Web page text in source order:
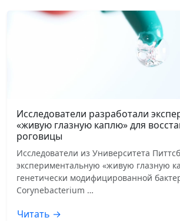
Исследователи разработали
«живую глазную каплю» для
роговицы
Исследователи из Университета
экспериментальную «живую глазную
генетически модифицированной
Corynebacterium …
Читать →